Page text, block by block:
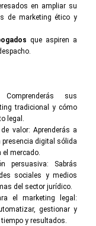
en ampliar su
de marketing ético y
que aspiren a
sus
tradicional y cómo
legal.
valor: Aprenderás a
presencia digital sólida
el mercado.
persuasiva: Sabrás
sociales y medios
del sector jurídico.
el marketing legal:
gestionar y
y resultados.